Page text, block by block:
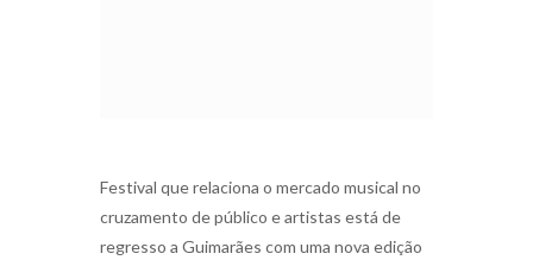
Festival que relaciona o mercado musical no
cruzamento de público e artistas está de
regresso a Guimarães com uma nova edição